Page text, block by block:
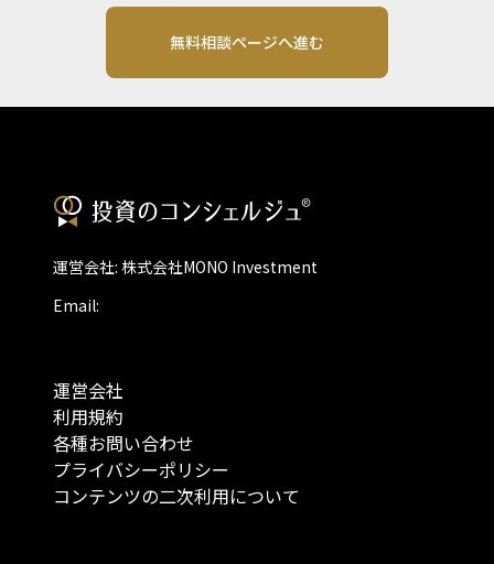
無料相談ページへ進む
運営会社: 株式会社MONO Investment
Email:
運営会社
利用規約
各種お問い合わせ
プライバシーポリシー
コンテンツの二次利用について